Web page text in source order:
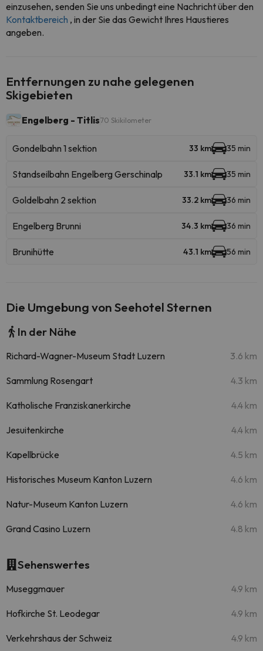
einzusehen, senden Sie uns unbedingt eine Nachricht über den
Kontaktbereich , in der Sie das Gewicht Ihres Haustieres
angeben.
Entfernungen zu nahe gelegenen
Skigebieten
Engelberg - Titlis70 Skikilometer
Gondelbahn 1 sektion 33 km 35 min
Standseilbahn Engelberg Gerschinalp 33.1 km 35 min
Goldelbahn 2 sektion 33.2 km 36 min
Engelberg Brunni 34.3 km 36 min
Brunihütte 43.1 km 56 min
Die Umgebung von Seehotel Sternen
In der Nähe
Richard-Wagner-Museum Stadt Luzern 3.6 km
Sammlung Rosengart 4.3 km
Katholische Franziskanerkirche 4.4 km
Jesuitenkirche 4.4 km
Kapellbrücke 4.5 km
Historisches Museum Kanton Luzern 4.6 km
Natur-Museum Kanton Luzern 4.6 km
Grand Casino Luzern 4.8 km
Sehenswertes
Museggmauer 4.9 km
Hofkirche St. Leodegar 4.9 km
Verkehrshaus der Schweiz 4.9 km